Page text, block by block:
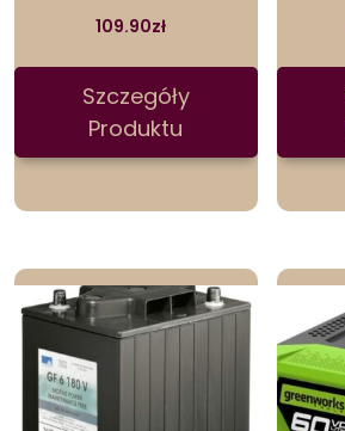
109.90zł
Szczegóły
Produktu